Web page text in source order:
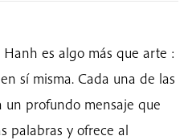
es algo más que arte :
sí misma. Cada una de las
un profundo mensaje que
palabras y ofrece al